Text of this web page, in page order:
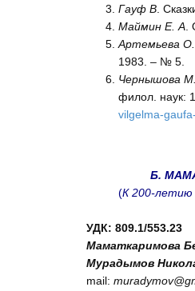
Гауф В.
Маймин Е. А.
Артемьева О.
1983. – № 5.
Чернышова
филол. наук:
vilgelma-
Б.
(К 200-летию
УДК: 809.1/553.23
Маматкаримова
Мурадымов
mail: muradymov@